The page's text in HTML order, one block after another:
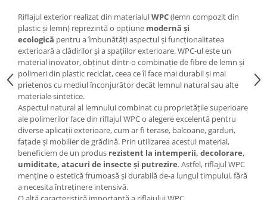
Riflajul exterior realizat din materialulWPC(lemn compozit din
plastic și lemn) reprezintă o opțiune modernă și
ecologică pentru a îmbunătăți aspectul și funcționalitatea
exterioară a clădirilor și a spațiilor exterioare. WPC-ul este un
material inovator, obținut dintr-o combinație de fibre de lemn și
polimeri din plastic reciclat, ceea ce îl face mai durabil și mai
prietenos cu mediul înconjurător decât lemnul natural sau alte
materiale sintetice.
Aspectul natural al lemnului combinat cu proprietățile superioare
ale polimerilor face din riflajul WPC o alegere excelentă pentru
diverse aplicații exterioare, cum ar fi terase, balcoane, garduri,
fațade și mobilier de grădină. Prin utilizarea acestui material,
beneficiem de un produs rezistent la intemperii, decolorare,
umiditate, atacuri de insecte și putrezire. Astfel, riflajul WPC
menține o estetică frumoasă și durabilă de-a lungul timpului, fără
a necesita întreținere intensivă.